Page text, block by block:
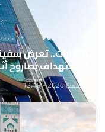
الإمارات.. تعرض
للاستهداف بصاروخ